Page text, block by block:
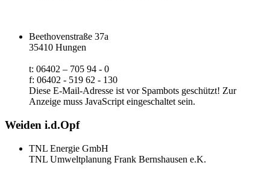
Beethovenstraße 37a
35410 Hungen
t: 06402 – 705 94 - 0
f: 06402 - 519 62 - 130
Diese E-Mail-Adresse ist vor Spambots geschützt! Zur
Anzeige muss JavaScript eingeschaltet sein.
Weiden i.d.Opf
TNL Energie GmbH
TNL Umweltplanung Frank Bernshausen e.K.